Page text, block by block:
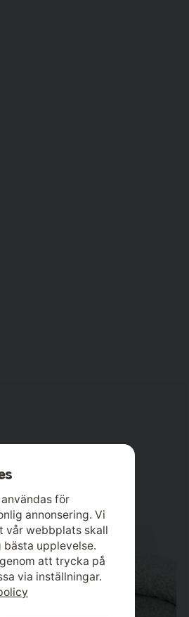
för
annonsering. Vi
vår webbplats skall
upplevelse.
att trycka på
via inställningar.